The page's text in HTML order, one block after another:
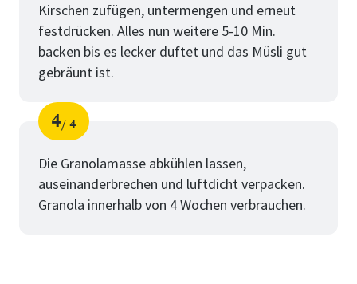
Kirschen zufügen, untermengen und erneut
festdrücken. Alles nun weitere 5-10 Min.
backen bis es lecker duftet und das Müsli gut
gebräunt ist.
Schritt
4
von
4
Die Granolamasse abkühlen lassen,
auseinanderbrechen und luftdicht verpacken.
Granola innerhalb von 4 Wochen verbrauchen.